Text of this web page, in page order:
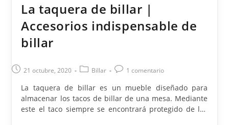
La taquera de billar |
Accesorios indispensable de
billar
Publicación
entrada:
21 octubre, 2020
Categoría
la
entrada:
Billar
Comentarios
la
entrada:
1 comentario
La taquera de billar es un mueble diseñado para
almacenar los tacos de billar de una mesa. Mediante
este el taco siempre se encontrará protegido de los